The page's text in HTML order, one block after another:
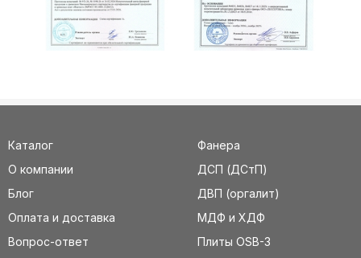
Каталог
О компании
Блог
Оплата и доставка
Вопрос-ответ
Фанера
ДСП (ДСтП)
ДВП (оргалит)
МДФ и ХДФ
Плиты OSB-3